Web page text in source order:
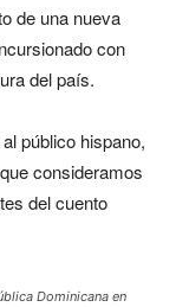
de una nueva
con
del país.
público hispano,
consideramos
del cuento
Dominicana en